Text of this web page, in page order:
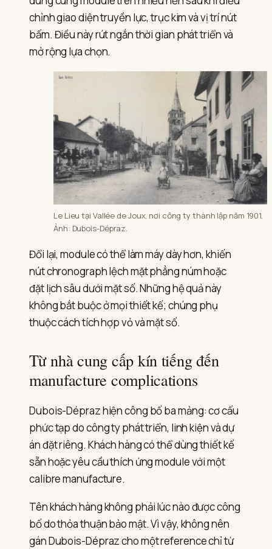
chỉnh giao diện truyền lực, trục kim và vị trí nút
bấm. Điều này rút ngắn thời gian phát triển và
mở rộng lựa chọn.
Le Lieu tại Vallée de Joux, nơi công ty thành lập năm 1901.
Ảnh: Dubois-Dépraz.
Đổi lại, module có thể làm máy dày hơn, khiến
nút chronograph lệch mặt phẳng núm hoặc
đặt lịch sâu dưới mặt số. Những hệ quả này
không bắt buộc ở mọi thiết kế; chúng phụ
thuộc cách tích hợp vỏ và mặt số.
Từ nhà cung cấp kín tiếng đến
manufacture complications
Dubois-Dépraz hiện công bố ba mảng: cơ cấu
phức tạp do công ty phát triển, linh kiện và dự
án đặt riêng. Khách hàng có thể dùng thiết kế
sẵn hoặc yêu cầu thích ứng module với một
calibre manufacture.
Tên khách hàng không phải lúc nào được công
bố do thỏa thuận bảo mật. Vì vậy, không nên
gán Dubois-Dépraz cho một reference chỉ từ